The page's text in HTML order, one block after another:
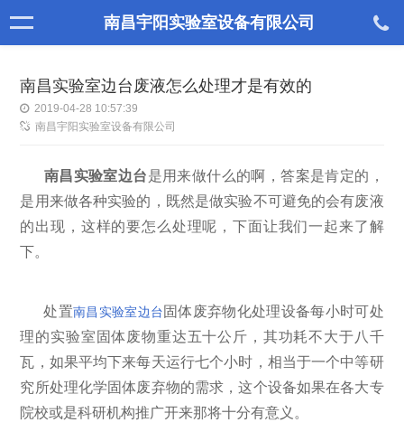
南昌宇阳实验室设备有限公司
南昌实验室边台废液怎么处理才是有效的
2019-04-28 10:57:39
南昌宇阳实验室设备有限公司
南昌实验室边台是用来做什么的啊，答案是肯定的，
是用来做各种实验的，既然是做实验不可避免的会有废液
的出现，这样的要怎么处理呢，下面让我们一起来了解
下。
处置南昌实验室边台固体废弃物化处理设备每小时可处
理的实验室固体废物重达五十公斤，其功耗不大于八千
瓦，如果平均下来每天运行七个小时，相当于一个中等研
究所处理化学固体废弃物的需求，这个设备如果在各大专
院校或是科研机构推广开来那将十分有意义。